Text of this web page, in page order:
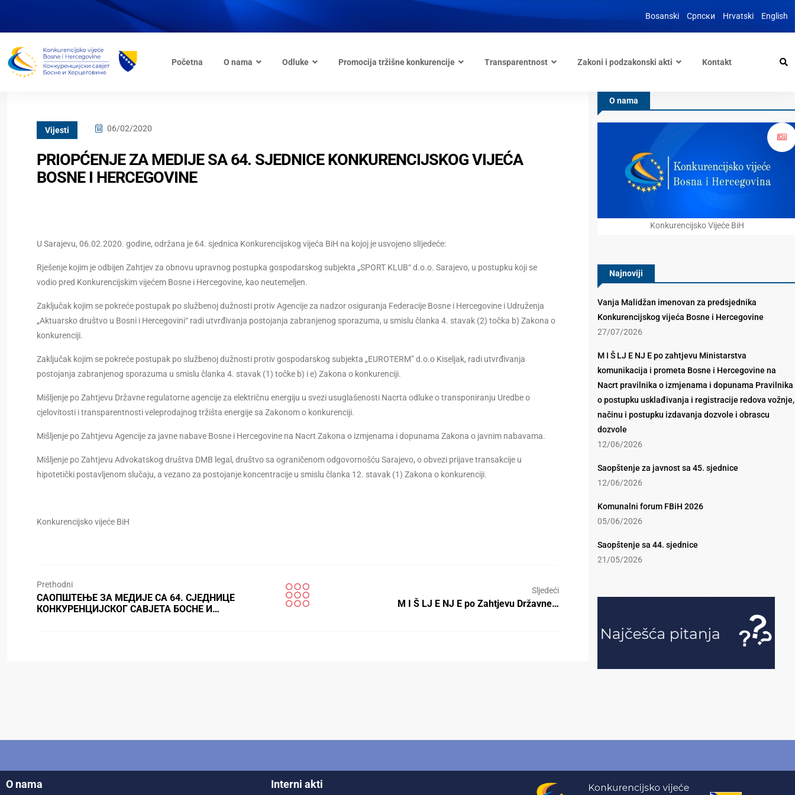
Bosanski Српски Hrvatski English
Početna O nama Odluke Promocija tržišne konkurencije Transparentnost Zakoni i podzakonski akti Kontakt
Vijesti 06/02/2020
PRIOPĆENJE ZA MEDIJE SA 64. SJEDNICE KONKURENCIJSKOG VIJEĆA
BOSNE I HERCEGOVINE
U Sarajevu, 06.02.2020. godine, održana je 64. sjednica Konkurencijskog vijeća BiH na kojoj je usvojeno slIjedeće:
Rješenje kojim je odbijen Zahtjev za obnovu upravnog postupka gospodarskog subjekta „SPORT KLUB“ d.o.o. Sarajevo, u postupku koji se
vodio pred Konkurencijskim vijećem Bosne i Hercegovine, kao neutemeljen.
Zaključak kojim se pokreće postupak po službenoj dužnosti protiv Agencije za nadzor osiguranja Federacije Bosne i Hercegovine i Udruženja
„Aktuarsko društvo u Bosni i Hercegovini“ radi utvrđivanja postojanja zabranjenog sporazuma, u smislu članka 4. stavak (2) točka b) Zakona o
konkurenciji.
Zaključak kojim se pоkrеćе postupak po službenoj dužnosti protiv gospodarskog subjekta „EUROTERM” d.o.o Kiseljak, radi utvrđivanja
postojanja zabranjenog sporazuma u smislu članka 4. stavak (1) točke b) i e) Zakona o konkurenciji.
Mišljenje po Zahtjevu Državne regulatorne agencije za električnu energiju u svezi usuglašenosti Nacrta odluke o transponiranju Uredbe o
cjelovitosti i transparentnosti veleprodajnog tržišta energije sa Zakonom o konkurenciji.
Mišljenje po Zahtjevu Agencije za javne nabave Bosne i Hercegovine na Nacrt Zakona o izmjenama i dopunama Zakona o javnim nabavama.
Mišljenje po Zahtjevu Advokatskog društva DMB legal, društvo sa ograničenom odgovornošću Sarajevo, o obvezi prijave transakcije u
hipotetički postavljenom slučaju, a vezano za postojanje koncentracije u smislu članka 12. stavak (1) Zakona o konkurenciji.
Konkurencijsko vijeće BiH
Prethodni
САОПШТЕЊЕ ЗА МЕДИЈЕ СА 64. СЈЕДНИЦЕ
КОНКУРЕНЦИЈСКОГ САВЈЕТА БОСНЕ И…
Sljedeći
M I Š LJ E NJ E po Zahtjevu Državne…
O nama
Konkurencijsko Vijeće BiH
Najnoviji
Vanja Malidžan imenovan za predsjednika
Konkurencijskog vijeća Bosne i Hercegovine
27/07/2026
M I Š LJ E NJ E po zahtjevu Ministarstva
komunikacija i prometa Bosne i Hercegovine na
Nacrt pravilnika o izmjenama i dopunama Pravilnika
o postupku usklađivanja i registracije redova vožnje,
načinu i postupku izdavanja dozvole i obrascu
dozvole
12/06/2026
Saopštenje za javnost sa 45. sjednice
12/06/2026
Komunalni forum FBiH 2026
05/06/2026
Saopštenje sa 44. sjednice
21/05/2026
O nama Interni akti